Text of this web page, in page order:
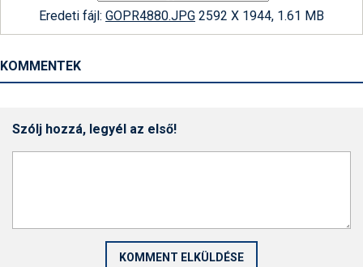
Eredeti fájl: GOPR4880.JPG 2592 X 1944, 1.61 MB
KOMMENTEK
Szólj hozzá, legyél az első!